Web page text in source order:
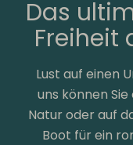
Das
Freiheit
Lust auf einen
uns können
Natur oder auf
Boot für ein